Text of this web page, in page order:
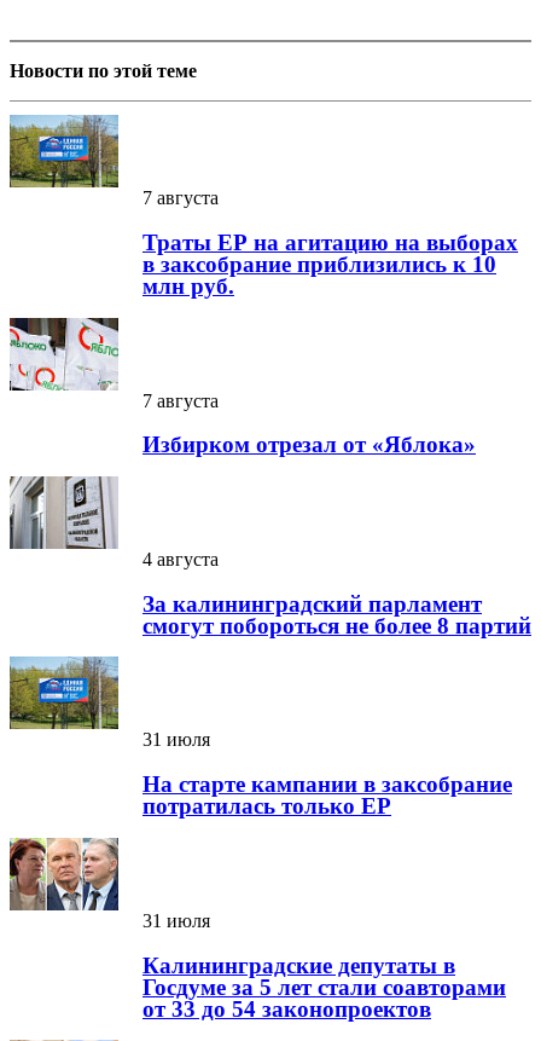
Новости по этой теме
7 августа
Траты ЕР на агитацию на выборах
в заксобрание приблизились к 10
млн руб.
7 августа
Избирком отрезал от «Яблока»
4 августа
За калининградский парламент
смогут побороться не более 8 партий
31 июля
На старте кампании в заксобрание
потратилась только ЕР
31 июля
Калининградские депутаты в
Госдуме за 5 лет стали соавторами
от 33 до 54 законопроектов